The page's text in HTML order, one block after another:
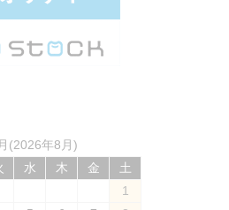
(2026年8月)
水 木 金
土
1